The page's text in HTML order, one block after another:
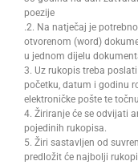
poezije
.2. Na natječaj je
otvorenom (word)
u jednom dijelu
3. Uz rukopis treba
početku, datum i godinu
elektroničke pošte te
4. Žiriranje će se odvijati
pojedinih rukopisa.
5. Žiri sastavljen od
predložit će najbolji